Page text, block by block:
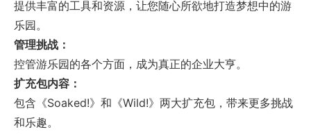
提供丰富的工具和资源，让您随心所欲地打造梦想中的游
乐园。
管理挑战：
控管游乐园的各个方面，成为真正的企业大亨。
扩充包内容：
包含《Soaked!》和《Wild!》两大扩充包，带来更多挑战
和乐趣。